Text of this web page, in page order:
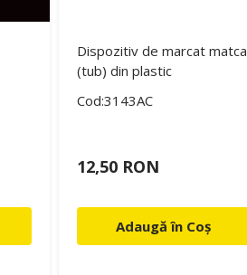
Dispozitiv de marcat matca
(tub) din plastic
Cod:3143AC
12,50 RON
Adaugă în Coș